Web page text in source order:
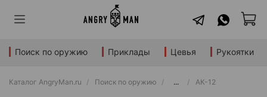
Поиск по оружию Приклады Цевья Рукоятки
Каталог AngryMan.ru Поиск по оружию ... АК-12